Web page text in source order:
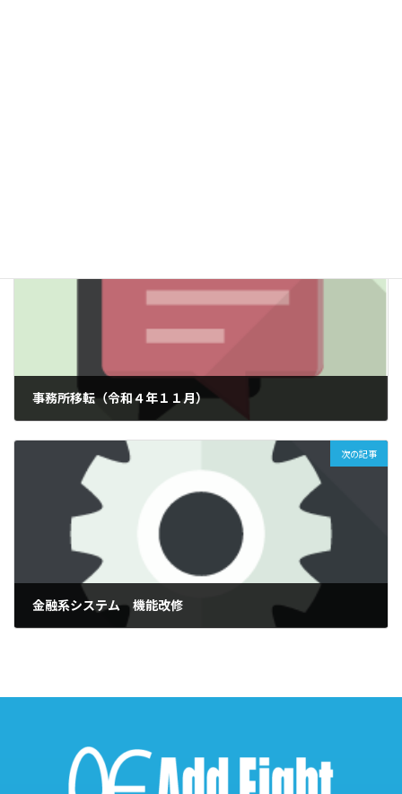
事務所移転（令和４年１１月）
次の記事
金融系システム 機能改修